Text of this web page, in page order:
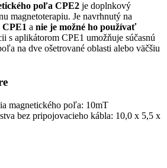
poľa CPE2 je doplnkový
magnetoterapiu. Je navrhnutý na
CPE1 a nie je možné ho používať
s aplikátorom CPE1 umožňuje súčasnú
na dve ošetrované oblasti alebo väčšiu
magnetického poľa: 10mT
bez pripojovacieho kábla: 10,0 x 5,5 x